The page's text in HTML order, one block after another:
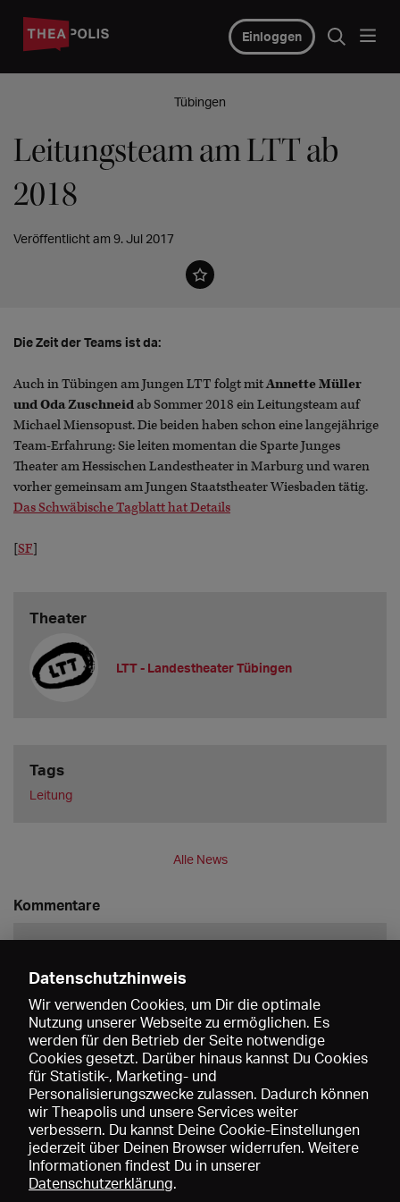
Einloggen
Tübingen
Leitungsteam am LTT ab
2018
Veröffentlicht am 9. Jul 2017
Die Zeit der Teams ist da:
Auch in Tübingen am Jungen LTT folgt mitAnnette Müller
und Oda Zuschneidab Sommer 2018 ein Leitungsteam auf
Michael Miensopust. Die beiden haben schon eine langejährige
Team-Erfahrung: Sie leiten momentan die Sparte Junges
Theater am Hessischen Landestheater in Marburg und waren
vorher gemeinsam am Jungen Staatstheater Wiesbaden tätig.
Das Schwäbische Tagblatt hat Details
[SF]
Theater
LTT - Landestheater Tübingen
Tags
Leitung
Alle News
Kommentare
Speichern
Datenschutzhinweis
Wir verwenden Cookies, um Dir die optimale
Nutzung unserer Webseite zu ermöglichen. Es
werden für den Betrieb der Seite notwendige
Cookies gesetzt. Darüber hinaus kannst Du Cookies
für Statistik-, Marketing- und
Personalisierungszwecke zulassen. Dadurch können
wir Theapolis und unsere Services weiter
verbessern. Du kannst Deine Cookie-Einstellungen
jederzeit über Deinen Browser widerrufen. Weitere
Informationen findest Du in unserer
Datenschutzerklärung.